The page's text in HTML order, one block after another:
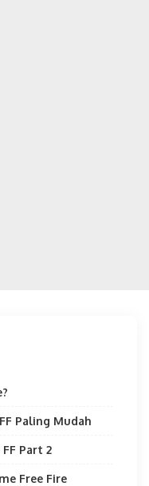
Paling Mudah
Part 2
Free Fire